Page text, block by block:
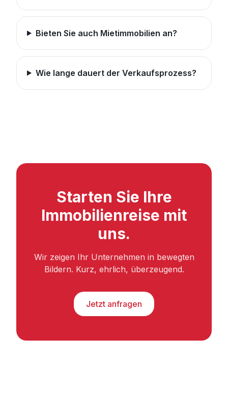
Bieten Sie auch Mietimmobilien an?
Wie lange dauert der Verkaufsprozess?
Starten Sie Ihre
Immobilienreise mit
uns.
Wir zeigen Ihr Unternehmen in bewegten
Bildern. Kurz, ehrlich, überzeugend.
Jetzt anfragen